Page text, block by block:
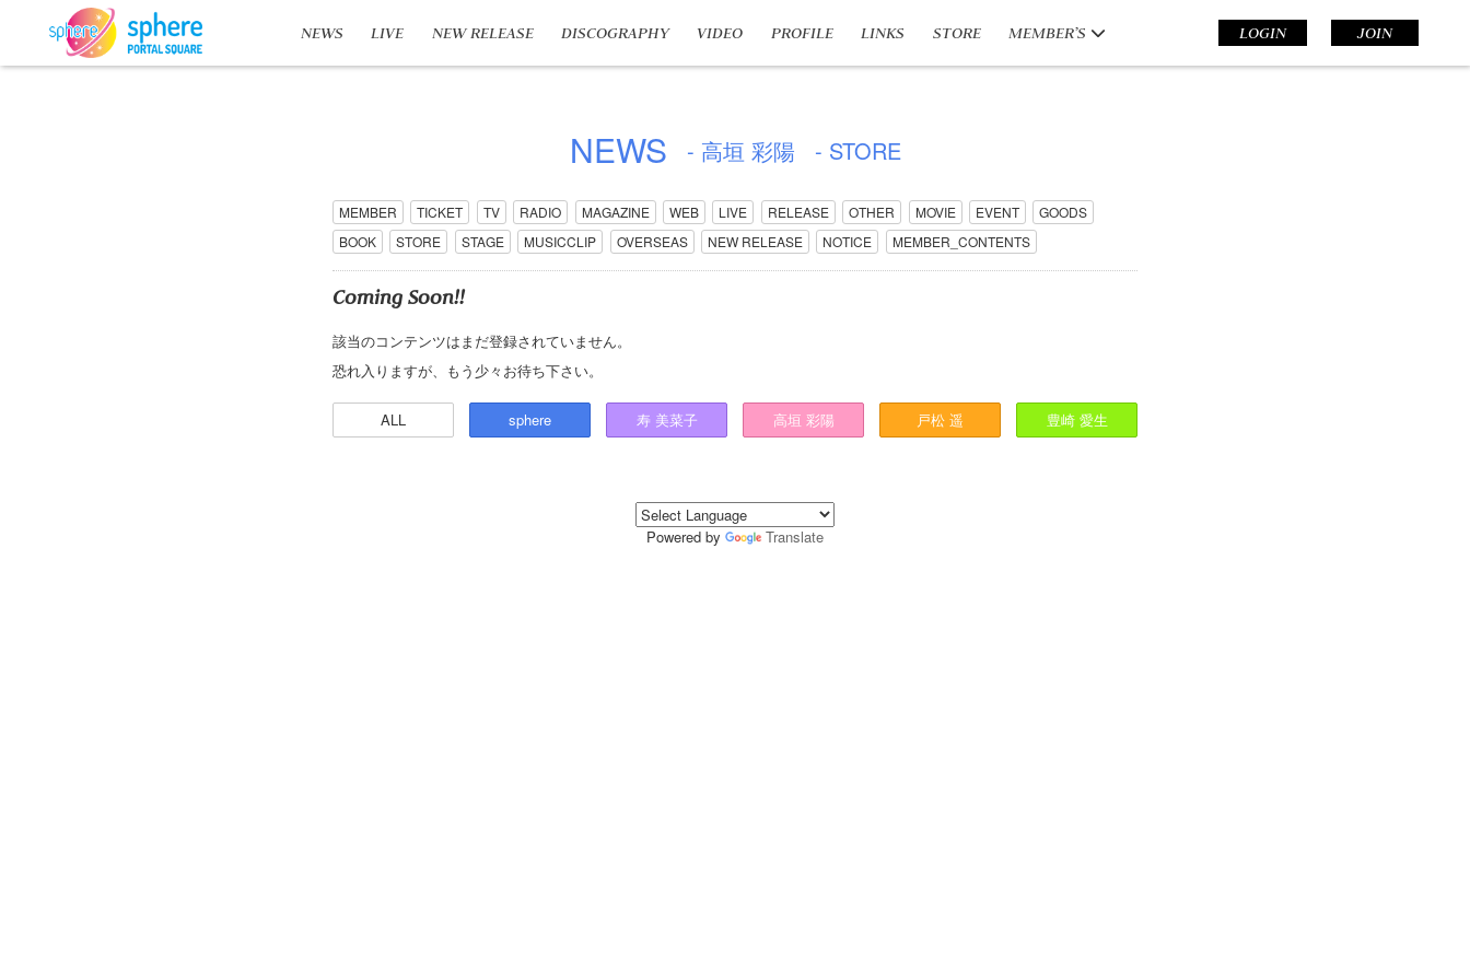
NEWS LIVE NEW RELEASE DISCOGRAPHY VIDEO PROFILE LINKS STORE MEMBER’S LOGIN JOIN
NEWS - 高垣 彩陽 - STORE
MEMBER TICKET TV RADIO MAGAZINE WEB LIVE RELEASE OTHER MOVIE EVENT
GOODS
BOOK
STORE STAGE MUSICCLIP OVERSEAS NEW RELEASE NOTICE MEMBER_CONTENTS
Coming Soon!!
該当のコンテンツはまだ登録されていません。
恐れ入りますが、もう少々お待ち下さい。
ALL sphere 寿 美菜子 高垣 彩陽 戸松 遥 豊崎愛生
Powered by Translate